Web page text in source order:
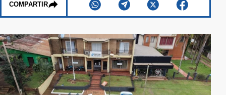
COMPARTIR